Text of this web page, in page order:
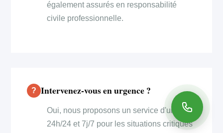
également assurés en responsabilité
civile professionnelle.
Intervenez-vous en urgence ?
Oui, nous proposons un service d'urgence
24h/24 et 7j/7 pour les situations critiques